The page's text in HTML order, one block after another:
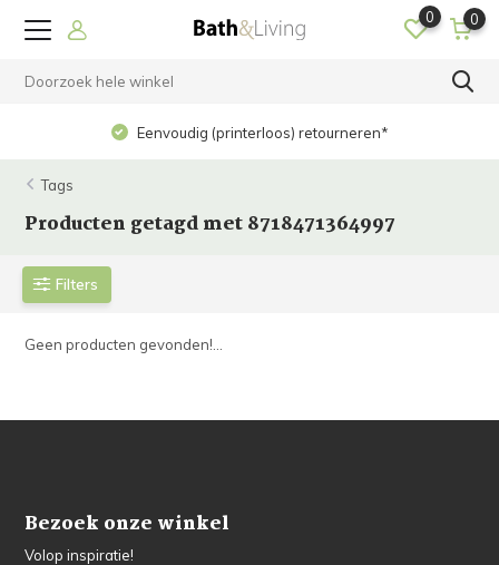
0 0
Eenvoudig (printerloos) retourneren*
Tags
Producten getagd met 8718471364997
Filters
Geen producten gevonden!...
Bezoek onze winkel
Volop inspiratie!